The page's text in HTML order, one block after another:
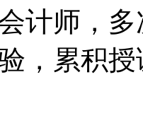
计师，
，累积